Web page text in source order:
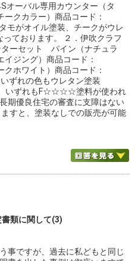
オーバル専用カウンター（タ
クカラー）商品コード：
モがオイル塗装、チークがウレ
ております。 ２．伊吹クラフ
ターセット パイン（ナチュラ
ジング）商品コード：
ホワイト）商品コード：
ずれの色もウレタン塗装
いずれもF☆☆☆☆塗料が使われ
期優良住宅の審査に支障はない
すと、塗装なしでの販売が可能
に関して(3)
事ですが、過去に私どもと同じ